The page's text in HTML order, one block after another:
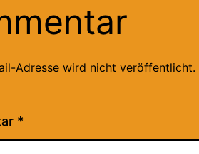
Adresse wird nicht veröffentlicht.
*